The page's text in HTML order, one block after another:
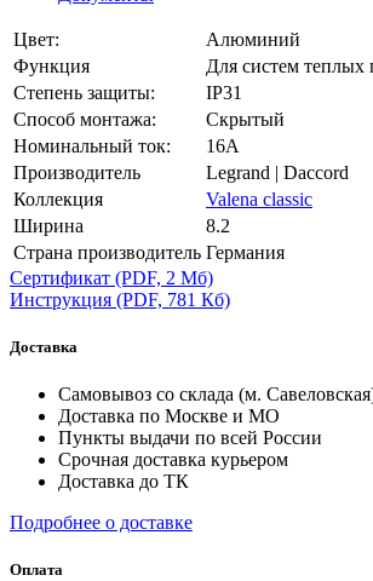
Цвет:
Алюминий
Функция
Для систем теплых
Степень защиты:
IP31
Способ монтажа:
Скрытый
Номинальный ток:
16А
Производитель
Legrand | Daccord
Коллекция
Valena classic
Ширина
8.2
Страна производитель Германия
Сертификат (PDF, 2 Мб)
Инструкция (PDF, 781 Кб)
Доставка
Самовывоз со склада (м.
Доставка по Москве и МО
Пункты выдачи по всей России
Срочная доставка курьером
Доставка до ТК
Подробнее о доставке
Оплата